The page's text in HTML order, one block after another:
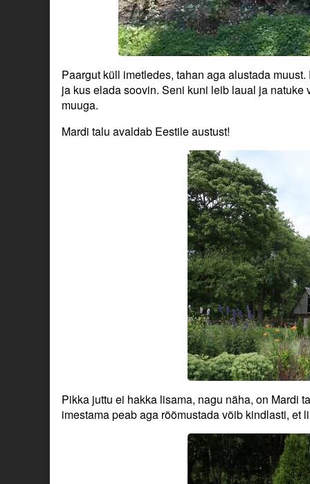
Paargut küll imetledes, tahan aga alustada
ja kus elada soovin. Seni kuni leib laual ja
muuga.
Mardi talu avaldab Eestile austust!
Pikka juttu ei hakka lisama, nagu näha, on Mardi
imestama peab aga rõõmustada võib kindlasti, et